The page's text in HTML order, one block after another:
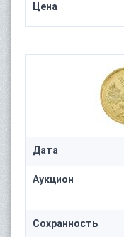
Цена
Дата
Аукцион
Сохранность